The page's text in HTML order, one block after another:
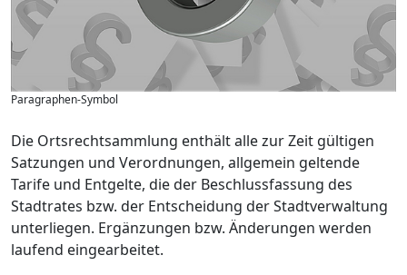
Paragraphen-Symbol
Die Ortsrechtsammlung enthält alle zur Zeit gültigen
Satzungen und Verordnungen, allgemein geltende
Tarife und Entgelte, die der Beschlussfassung des
Stadtrates bzw. der Entscheidung der Stadtverwaltung
unterliegen. Ergänzungen bzw. Änderungen werden
laufend eingearbeitet.